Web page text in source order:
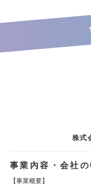
株式
事業内容・会社の
【事業概要】